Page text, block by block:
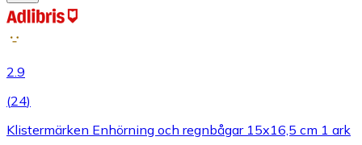
2.9
(24)
Klistermärken Enhörning och regnbågar 15x16,5 cm 1 ark